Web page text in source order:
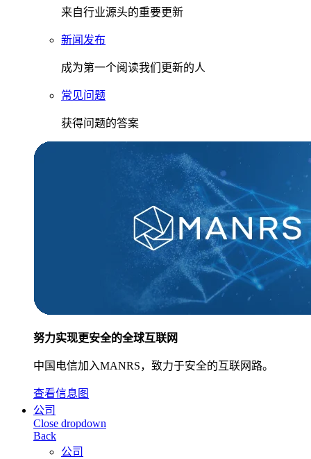
来自行业源头的重要更新
新闻发布
成为第一个阅读我们更新的人
常见问题
获得问题的答案
努力实现更安全的全球互联网
中国电信加入MANRS，致力于安全的互联网路。
查看信息图
公司
Close dropdown
Back
公司